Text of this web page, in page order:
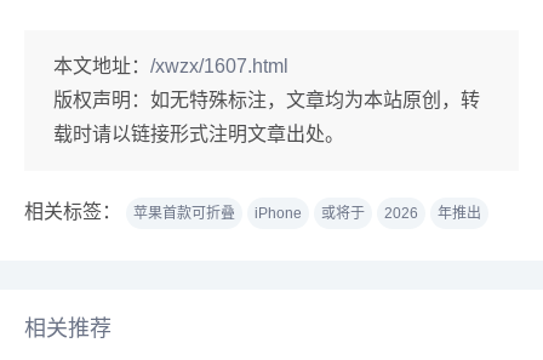
本文地址： /xwzx/1607.html
版权声明： 如无特殊标注，文章均为本站原创，转
载时请以链接形式注明文章出处。
相关标签： 苹果首款可折叠 iPhone 或将于 2026 年推出
相关推荐